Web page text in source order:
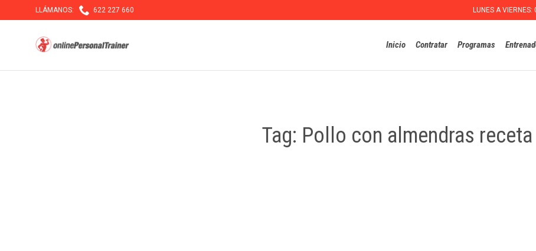
LLÁMANOS:  622 227 660 LUNES A
Inicio Contratar Programas
Tag: Pollo con almendras receta